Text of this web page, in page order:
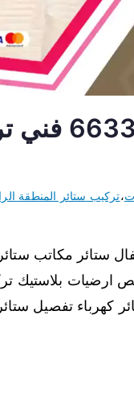
تركيب ستائر
،تركيب ستائر المنطقة
ستائر مكاتب
بلاستيك
كهرباء تفصيل